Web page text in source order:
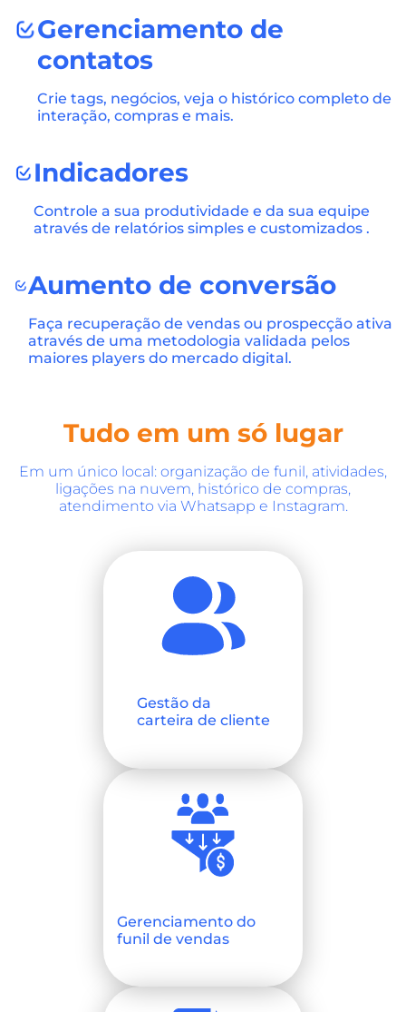
Gerenciamento de
contatos
Crie tags, negócios, veja o histórico completo de
interação, compras e mais.
Indicadores
Controle a sua produtividade e da sua equipe
através de relatórios simples e customizados .
Aumento de conversão
Faça recuperação de vendas ou prospecção ativa
através de uma metodologia validada pelos
maiores players do mercado digital.
Tudo em um só lugar
Em um único local: organização de funil, atividades,
ligações na nuvem, histórico de compras,
atendimento via Whatsapp e Instagram.
Gestão da
carteira de cliente
Gerenciamento do
funil de vendas